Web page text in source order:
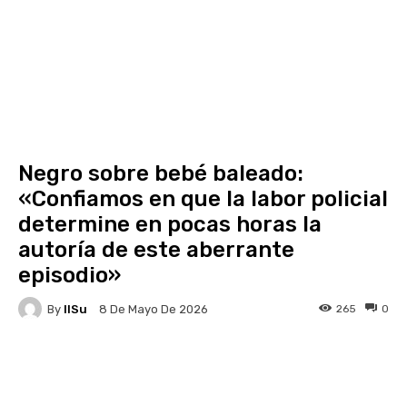
Negro sobre bebé baleado:
«Confiamos en que la labor policial
determine en pocas horas la
autoría de este aberrante
episodio»
By IlSu 8 De Mayo De 2026 0
265